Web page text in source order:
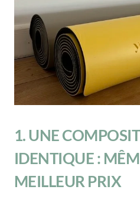
1. UNE
IDENTIQUE :
MEILLEUR PRIX